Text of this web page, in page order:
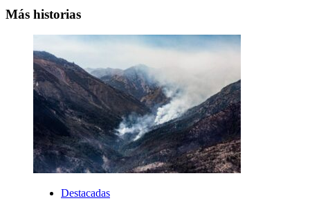
Más historias
Destacadas